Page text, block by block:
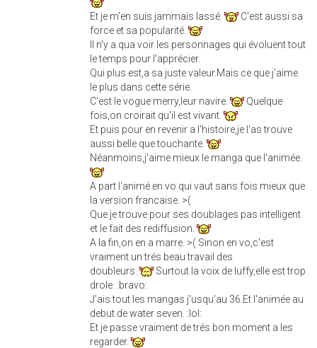
Et je m'en suis jammais lassé.
C'est aussi sa
force et sa popularité.
Il n'y a qua voir les personnages qui évoluent tout
le temps pour l'apprécier.
Qui plus est,a sa juste valeur.Mais ce que j'aime
le plus dans cette série.
C'est le vogue merry,leur navire.
Quelque
fois,on croirait qu'il est vivant.
Et puis pour en revenir a l'histoire,je l'as trouve
aussi belle que touchante.
Néanmoins,j'aime mieux le manga que l'animée.
A part l'animé en vo qui vaut sans fois mieux que
la version francaise. >(
Que je trouve pour ses doublages pas intelligent
et le fait des rediffusion.
A la fin,on en a marre. >( Sinon en vo,c'est
vraiment un trés beau travail des
doubleurs.
Surtout la voix de luffy,elle est trop
drole. :bravo:
J'ais tout les mangas j'usqu'au 36.Et l'animée au
debut de water seven. :lol:
Et je passe vraiment de trés bon moment a les
regarder.